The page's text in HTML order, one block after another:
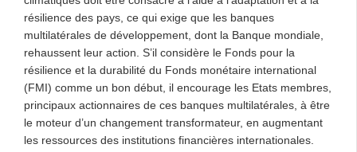
résilience des pays, ce qui exige que les banques
multilatérales de développement, dont la Banque mondiale,
rehaussent leur action. S’il considère le Fonds pour la
résilience et la durabilité du Fonds monétaire international
(FMI) comme un bon début, il encourage les Etats membres,
principaux actionnaires de ces banques multilatérales, à être
le moteur d’un changement transformateur, en augmentant
les ressources des institutions financières internationales.